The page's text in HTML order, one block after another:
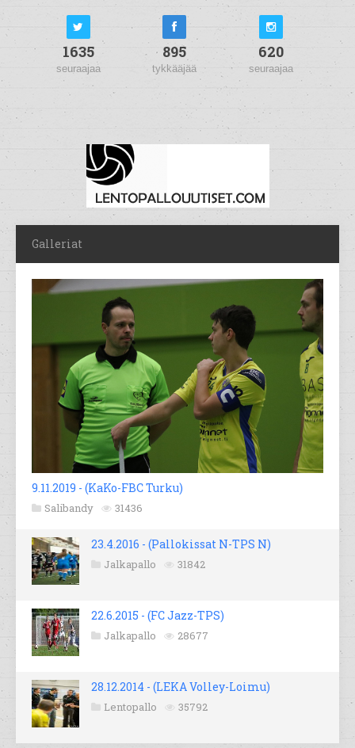
1635
seuraajaa
895
tykkääjää
620
seuraajaa
Galleriat
9.11.2019 - (KaKo-FBC Turku)
Salibandy 31436
23.4.2016 - (Pallokissat N-TPS N)
Jalkapallo 31842
22.6.2015 - (FC Jazz-TPS)
Jalkapallo 28677
28.12.2014 - (LEKA Volley-Loimu)
Lentopallo 35792